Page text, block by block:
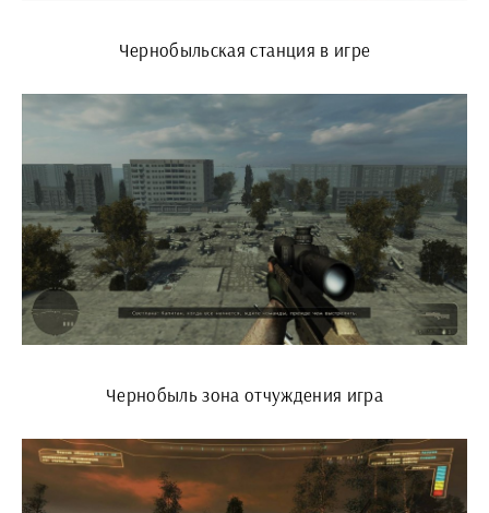
Чернобыльская станция в игре
Чернобыль зона отчуждения игра